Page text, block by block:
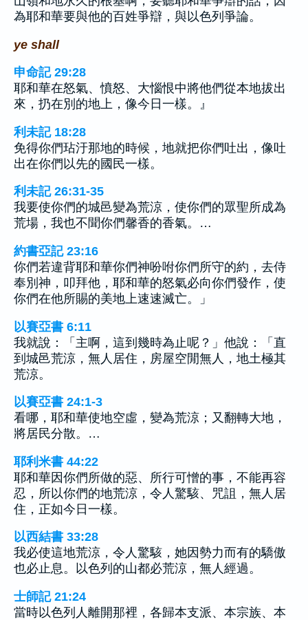
為耶和華要與他的百姓爭辯，與以色列爭論。
ye shall
申命記 29:28
耶和華在怒氣、憤怒、大惱恨中將他們從本地拔出
來，扔在別的地上，像今日一樣。』
利未記 18:28
免得你們玷汙那地的時候，地就把你們吐出，像吐
出在你們以先的國民一樣。
利未記 26:31-35
我要使你們的城邑變為荒涼，使你們的眾聖所成為
荒場，我也不聞你們馨香的香氣。…
約書亞記 23:16
你們若違背耶和華你們神吩咐你們所守的約，去侍
奉別神，叩拜他，耶和華的怒氣必向你們發作，使
你們在他所賜的美地上速速滅亡。」
以賽亞書 6:11
我就說：「主啊，這到幾時為止呢？」他說：「直
到城邑荒涼，無人居住，房屋空閒無人，地土極其
荒涼。
以賽亞書 24:1-3
看哪，耶和華使地空虛，變為荒涼；又翻轉大地，
將居民分散。…
耶利米書 44:22
耶和華因你們所做的惡、所行可憎的事，不能再容
忍，所以你們的地荒涼，令人驚駭、咒詛，無人居
住，正如今日一樣。
以西結書 33:28
我必使這地荒涼，令人驚駭，她因勢力而有的驕傲
也必止息。以色列的山都必荒涼，無人經過。
士師記 21:24
當時以色列人離開那裡，各歸本支派、本宗族、本